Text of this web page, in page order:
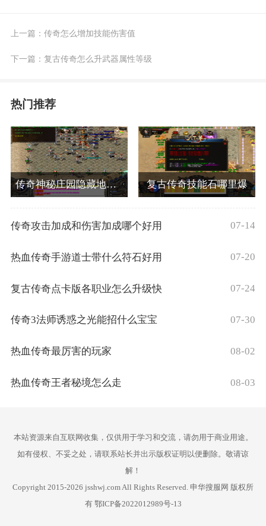
上一篇： 传奇怎么增加技能伤害值
下一篇： 复古传奇怎么升武器属性等级
热门推荐
传奇神秘庄园隐藏地图怎么去. 复古传奇技能石哪里爆
传奇攻击加成和伤害加成哪个好用 07-14
热血传奇手游道士带什么符石好用 07-20
复古传奇点卡版各职业怎么升级快 07-24
传奇3法师诱惑之光能招什么宝宝 07-30
热血传奇最厉害的玩家 08-02
热血传奇王者秘境怎么走 08-03
本站资源来自互联网收集，仅供用于学习和交流，请勿用于商业用途。
如有侵权、不妥之处，请联系站长并出示版权证明以便删除。敬请谅
解！
Copyright 2015-2026 jsshwj.com All Rights Reserved. 申华搜服网 版权所
有 鄂ICP备2022012989号-13